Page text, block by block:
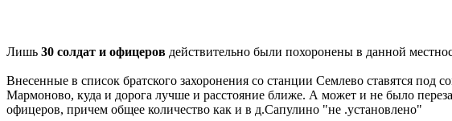
Лишь 30 солдат и офицеров действительно были похоронены в данной
Внесенные в список братского захоронения со станции Семлево ставятся
Мармоново, куда и дорога лучше и расстояние ближе. А может и не было
офицеров, причем общее количество как и в д.Сапулино "не .установлено"